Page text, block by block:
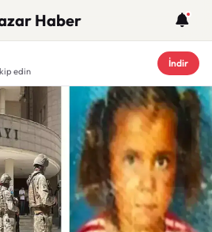
Haber
edin
İndir